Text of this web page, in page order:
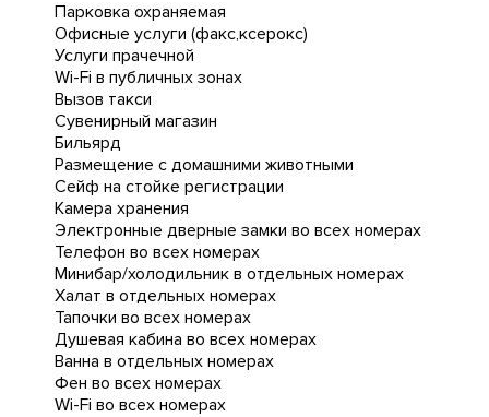
Парковка охраняемая
Офисные услуги (факс,ксерокс)
Услуги прачечной
Wi-Fi в публичных зонах
Вызов такси
Сувенирный магазин
Бильярд
Размещение с домашними животными
Сейф на стойке регистрации
Камера хранения
Электронные дверные замки во всех номерах
Телефон во всех номерах
Минибар/холодильник в отдельных номерах
Халат в отдельных номерах
Тапочки во всех номерах
Душевая кабина во всех номерах
Ванна в отдельных номерах
Фен во всех номерах
Wi-Fi во всех номерах